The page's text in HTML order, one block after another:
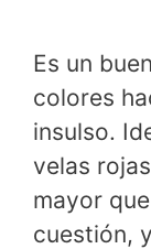
Es un
colores
insulso.
velas
mayor
cuestión,